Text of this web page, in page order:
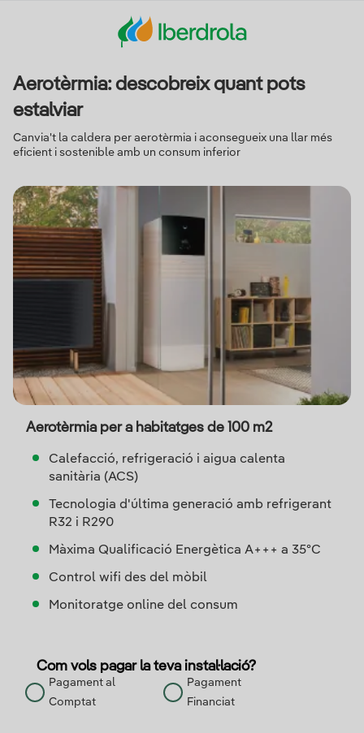
Aerotèrmia: descobreix quant pots
estalviar
Canvia't la caldera per aerotèrmia i aconsegueix una llar més
eficient i sostenible amb un consum inferior
Aerotèrmia per a habitatges de 100 m2
Calefacció, refrigeració i aigua calenta
sanitària (ACS)
Tecnologia d'última generació amb refrigerant
R32 i R290
Màxima Qualificació Energètica A+++ a 35ºC
Control wifi des del mòbil
Monitoratge online del consum
Com vols pagar la teva instal·lació?
Pagament al
Comptat
Pagament
Financiat